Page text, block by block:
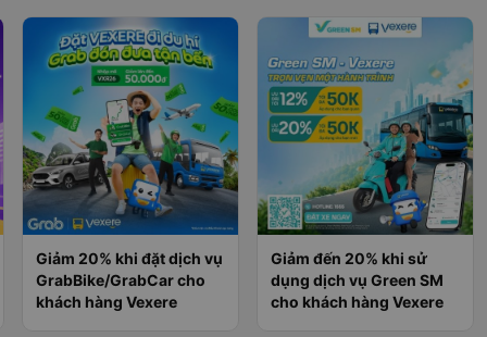
Giảm 20% khi đặt dịch vụ
GrabBike/GrabCar cho
khách hàng Vexere
Giảm đến 20% khi sử
dụng dịch vụ Green SM
cho khách hàng Vexere